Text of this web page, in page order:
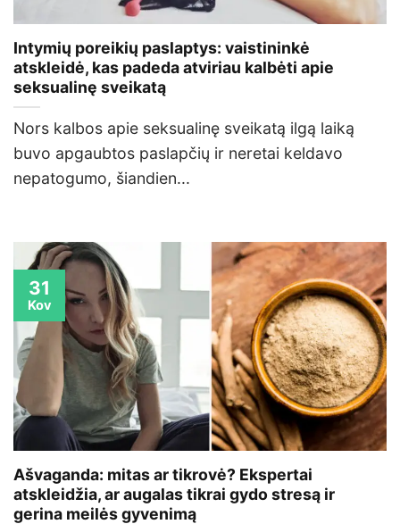
Intymių poreikių paslaptys: vaistininkė
atskleidė, kas padeda atviriau kalbėti apie
seksualinę sveikatą
Nors kalbos apie seksualinę sveikatą ilgą laiką
buvo apgaubtos paslapčių ir neretai keldavo
nepatogumo, šiandien...
Ašvaganda: mitas ar tikrovė? Ekspertai
atskleidžia, ar augalas tikrai gydo stresą ir
gerina meilės gyvenimą
31
Kov